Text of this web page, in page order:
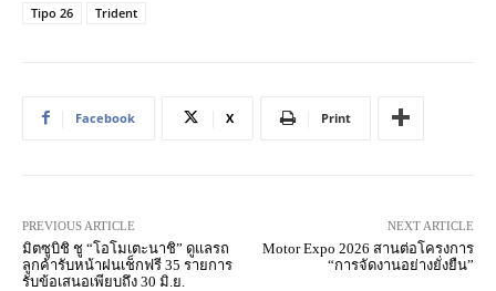
Tipo 26
Trident
Facebook X Print
PREVIOUS ARTICLE
มิตซูบิชิ ชู “โอโมเตะนาชิ” ดูแลรถ
ลูกค้ารับหน้าฝนเช็กฟรี 35 รายการ
รับข้อเสนอเพียบถึง 30 มิ.ย.
NEXT ARTICLE
Motor Expo 2026 สานต่อโครงการ
“การจัดงานอย่างยั่งยืน”